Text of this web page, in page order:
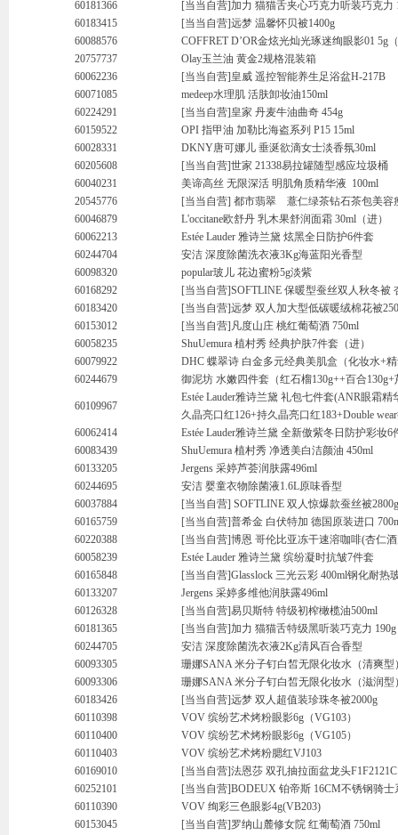
60181366
[当当自营]加力 猫猫舌夹心巧克力听装巧克力
60183415
[当当自营]远梦 温馨怀贝被1400g
60088576
COFFRET D’OR金炫光灿光琢迷绚眼影01 5g
20757737
Olay玉兰油 黄金2规格混装箱
60062236
[当当自营]皇威 遥控智能养生足浴盆H-217B
60071085
medeep水理肌 活肤卸妆油150ml
60224291
[当当自营]皇家 丹麦牛油曲奇 454g
60159522
OPI 指甲油 加勒比海盗系列 P15 15ml
60028331
DKNY唐可娜儿 垂涎欲滴女士淡香氛30ml
60205608
[当当自营]世家 21338易拉罐随型感应垃圾桶
60040231
美谛高丝 无限深活 明肌角质精华液 100ml
20545776
[当当自营] 都市翡翠 薏仁绿茶钻石茶包美容
60046879
L'occitane欧舒丹 乳木果舒润面霜 30ml（进）
60062213
Estée Lauder 雅诗兰黛 炫黑全日防护6件套
60244704
安洁 深度除菌洗衣液3Kg海蓝阳光香型
60098320
popular玻儿 花边蜜粉5g淡紫
60168292
[当当自营]SOFTLINE 保暖型蚕丝双人秋冬被
60183420
[当当自营]远梦 双人加大型低碳暖绒棉花被
60153012
[当当自营]凡度山庄 桃红葡萄酒 750ml
60058235
ShuUemura 植村秀 经典护肤7件套（进）
60079922
DHC 蝶翠诗 白金多元经典美肌盒（化妆水+
60244679
御泥坊 水嫩四件套（红石榴130g++百合130g+
60109967
Estée Lauder雅诗兰黛 礼包七件套(ANR眼霜
久晶亮口红126+持久晶亮口红183+Double
60062414
Estée Lauder雅诗兰黛 全新傲紫冬日防护彩妆6
60083439
ShuUemura 植村秀 净透美白洁颜油 450ml
60133205
Jergens 采婷芦荟润肤露496ml
60244695
安洁 婴童衣物除菌液1.6L原味香型
60037884
[当当自营] SOFTLINE 双人惊爆款蚕丝被
60165759
[当当自营]普希金 白伏特加 德国原装进口
60220388
[当当自营]博恩 哥伦比亚冻干速溶咖啡(杏仁
60058239
Estée Lauder 雅诗兰黛 缤纷凝时抗皱7件套
60165848
[当当自营]Glasslock 三光云彩 400ml钢化耐热
60133207
Jergens 采婷多维他润肤露496ml
60126328
[当当自营]易贝斯特 特级初榨橄榄油500ml
60181365
[当当自营]加力 猫猫舌特级黑听装巧克力 190g
60244705
安洁 深度除菌洗衣液2Kg清风百合香型
60093305
珊娜SANA 米分子钉白皙无限化妆水（清爽型
60093306
珊娜SANA 米分子钉白皙无限化妆水（滋润型
60183426
[当当自营]远梦 双人超值装珍珠冬被2000g
60110398
VOV 缤纷艺术烤粉眼影6g（VG103）
60110400
VOV 缤纷艺术烤粉眼影6g（VG105）
60110403
VOV 缤纷艺术烤粉腮红VJ103
60169010
[当当自营]法恩莎 双孔抽拉面盆龙头F1F2121C
60252101
[当当自营]BODEUX 铂帝斯 16CM不锈钢骑士
60110390
VOV 绚彩三色眼影4g(VB203)
60153045
[当当自营]罗纳山麓修女院 红葡萄酒 750ml